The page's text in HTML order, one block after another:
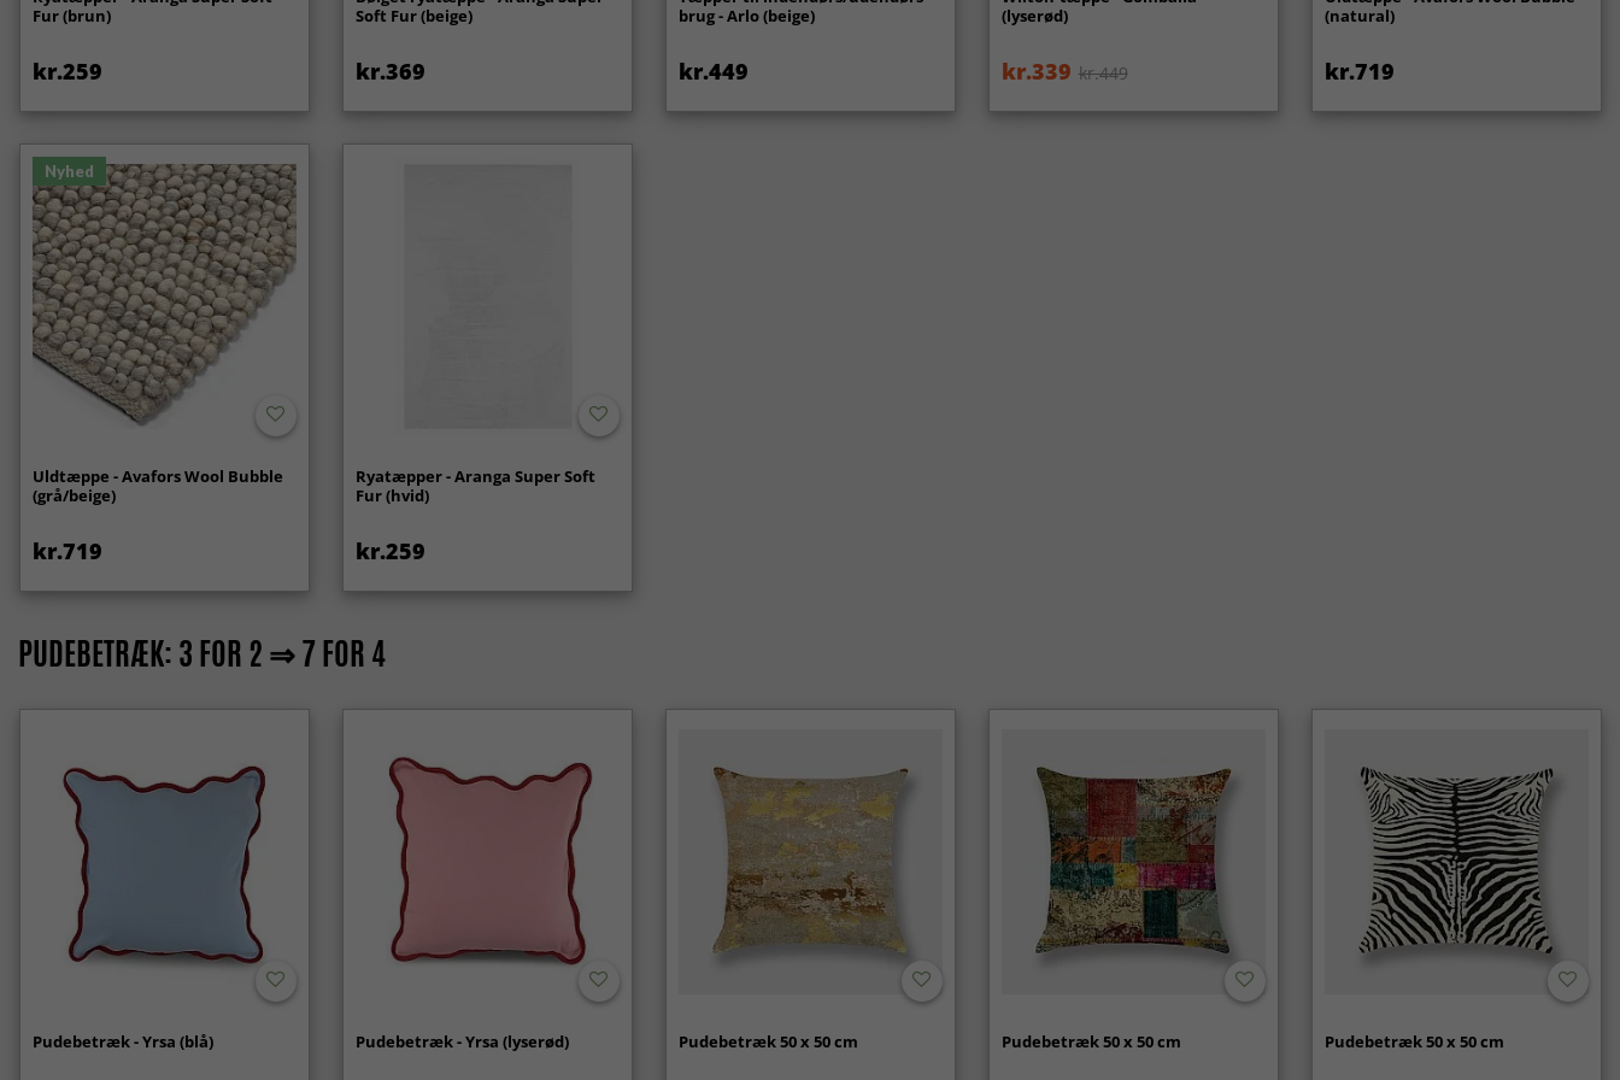
Fur (brun)
kr.259
Soft Fur (beige)
kr.369
brug - Arlo (beige)
kr.449
(lyserød)
kr.339 kr.449
(natural)
kr.719
Nyhed
Uldtæppe - Avafors Wool Bubble
(grå/beige)
kr.719
Ryatæpper - Aranga Super Soft
Fur (hvid)
kr.259
PUDEBETRÆK: 3 FOR 2 ⇒ 7 FOR 4
Pudebetræk - Yrsa (blå) Pudebetræk - Yrsa (lyserød) Pudebetræk 50 x 50 cm Pudebetræk 50 x 50 cm Pudebetræk 50 x 50 cm